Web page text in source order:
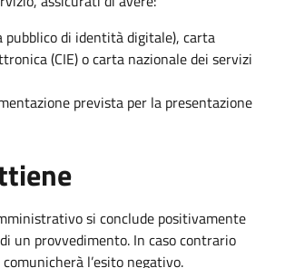
pubblico di identità digitale), carta
(CIE) o carta nazionale dei servizi
prevista per la presentazione
si conclude positivamente
un provvedimento. In caso contrario
l’esito negativo.